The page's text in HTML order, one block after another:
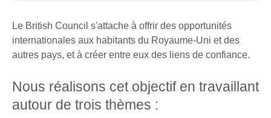
Le British Council s'attache à offrir des opportunités
internationales aux habitants du Royaume-Uni et des
autres pays, et à créer entre eux des liens de confiance.
Nous réalisons cet objectif en travaillant
autour de trois thèmes :